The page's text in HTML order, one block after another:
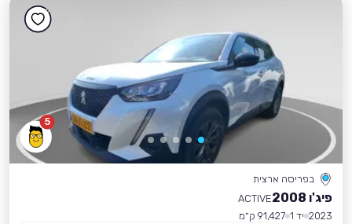
5
בפריסה ארצית
פיג'ו 2008
ACTIVE
2023 יד 1
91,427 ק״מ